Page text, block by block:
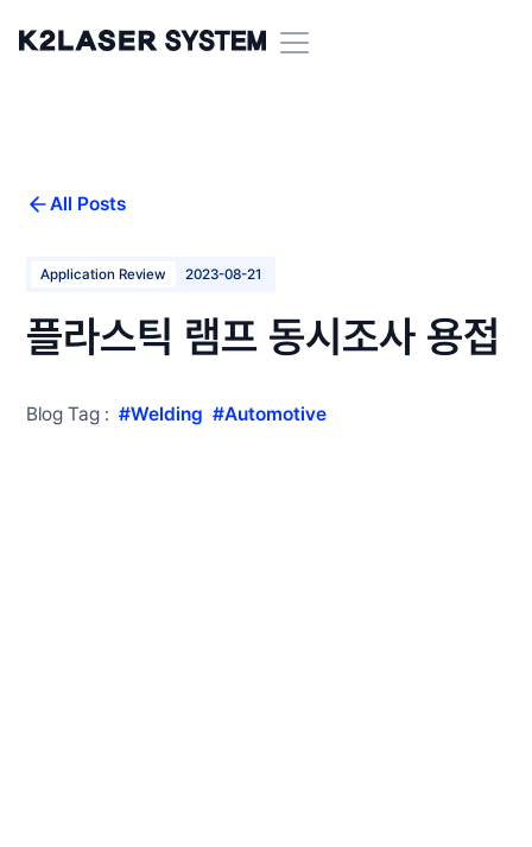
All Posts
Application Review 2023-08-21
플라스틱 램프 동시조사 용접
Blog Tag : #Welding #Automotive